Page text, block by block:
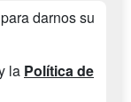
darnos su
la Política de